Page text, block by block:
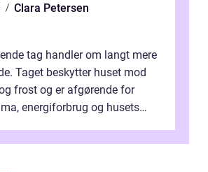
Clara Petersen
tag handler om langt mere
Taget beskytter huset mod
frost og er afgørende for
energiforbrug og husets